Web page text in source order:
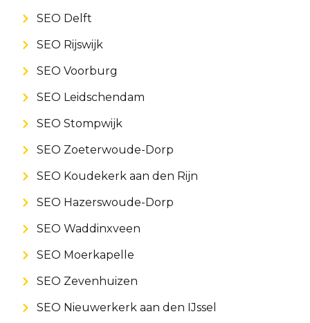
SEO Delft
SEO Rijswijk
SEO Voorburg
SEO Leidschendam
SEO Stompwijk
SEO Zoeterwoude-Dorp
SEO Koudekerk aan den Rijn
SEO Hazerswoude-Dorp
SEO Waddinxveen
SEO Moerkapelle
SEO Zevenhuizen
SEO Nieuwerkerk aan den IJssel